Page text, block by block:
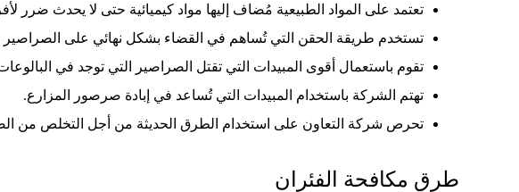
تعتمد على المواد الطبيعية مُضاف إليها مواد كيميائية حتى لا يحدث ضرر
تستخدم طريقة الحقن التي تُساهم في القضاء بشكل نهائي على الصراصير
تقوم باستعمال أقوى المبيدات التي تقتل الصراصير التي توجد في
تهتم الشركة باستخدام المبيدات التي تُساعد في إبادة صرصور المزارع.
تحرص شركة التعاون على استخدام الطرق الحديثة من أجل التخلص من
طرق مكافحة الفئران